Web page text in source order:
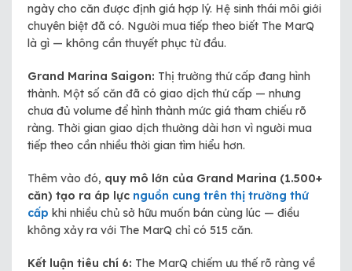
ngày cho căn được định giá hợp lý. Hệ sinh thái môi giới
chuyên biệt đã có. Người mua tiếp theo biết The MarQ
là gì — không cần thuyết phục từ đầu.
Grand Marina Saigon: Thị trường thứ cấp đang hình
thành. Một số căn đã có giao dịch thứ cấp — nhưng
chưa đủ volume để hình thành mức giá tham chiếu rõ
ràng. Thời gian giao dịch thường dài hơn vì người mua
tiếp theo cần nhiều thời gian tìm hiểu hơn.
Thêm vào đó, quy mô lớn của Grand Marina (1.500+
căn) tạo ra áp lực nguồn cung trên thị trường thứ
cấp khi nhiều chủ sở hữu muốn bán cùng lúc — điều
không xảy ra với The MarQ chỉ có 515 căn.
Kết luận tiêu chí 6: The MarQ chiếm ưu thế rõ ràng về